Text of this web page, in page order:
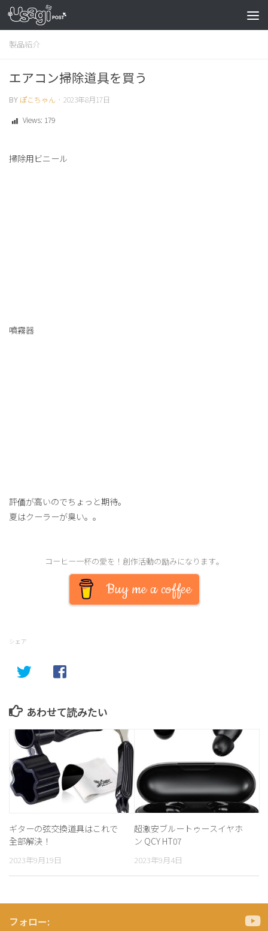
製品紹介
エアコン掃除道具を買う
BY ぽこちゃん · 2023年8月17日
Views: 179
掃除用ビニール
噴霧器
評価が高いのでちょっと期待。
夏はクーラーが臭い。。
コーヒー一杯の愛を！創作活動の励みになります。
Buy me a coffee
シェア
あわせて読みたい
ギターの弦交換道具はこれで
全部解決！
2023年9月19日
超激安ブルートゥースイヤホ
ン QCY HT07
2023年9月4日
フォロー: